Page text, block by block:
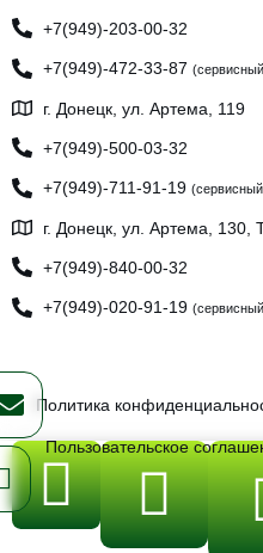
+7(949)-203-00-32
+7(949)-472-33-87
г. Донецк, ул. Артема, 119
+7(949)-500-03-32
+7(949)-711-91-19
г. Донецк, ул. Артема,
+7(949)-840-00-32
+7(949)-020-91-19
Политика
Пользовательское
ИП Бывшев Олег Юрьевич,
© 2026 FreshOn. All rights